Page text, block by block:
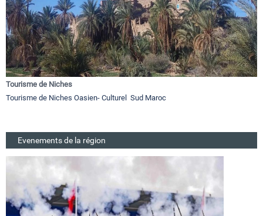
Tourisme de Niches
Tourisme de Niches Oasien- Culturel Sud Maroc
Evenements de la région